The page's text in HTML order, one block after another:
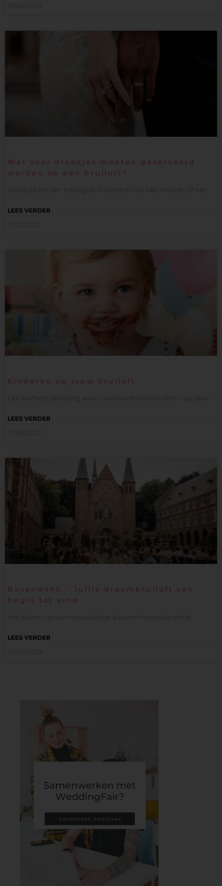
Wat voor drankjes moeten geserveerd
worden op een bruiloft?
Drankjes zijn een belangrijk onderdeel van elke bruiloft. Of het
LEES VERDER
Kinderen op jouw bruiloft
Een perfecte oplossing waar zowel ouders als kinderen op jouw
LEES VERDER
Bovendonk – Jullie droombruiloft van
begin tot eind
Het kiezen van een trouwlocatie is zoveel meer dan enkel
LEES VERDER